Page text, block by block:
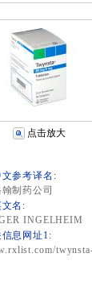
点击放大
参考译名:
制药公司
名:
INGELHEIM
息网址1: